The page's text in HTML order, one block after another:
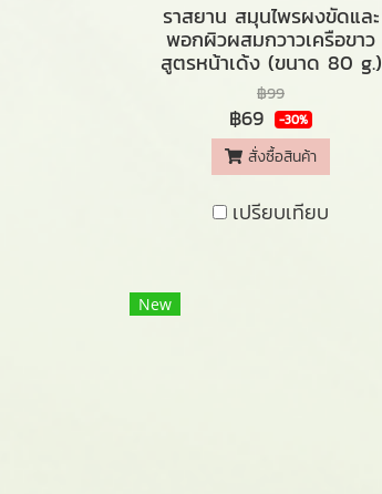
ราสยาน สมุนไพรผงขัดและ
พอกผิวผสมกวาวเครือขาว
สูตรหน้าเด้ง (ขนาด 80 g.)
฿99
฿69 -30%
สั่งซื้อสินค้า
เปรียบเทียบ
New